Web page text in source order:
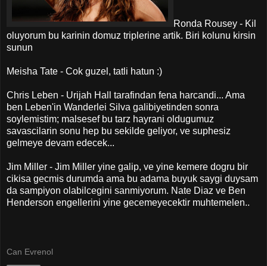
Ronda Rousey - Kil
oluyorum bu karinin domuz triplerine artik. Biri kolunu kirsin
sunun
Meisha Tate - Cok guzel, tatli hatun :)
Chris Leben - Urijah Hall tarafindan fena harcandi... Ama
ben Leben'in Wanderlei Silva galibiyetinden sonra
soylemistim; malsesef bu tarz hayrani oldugumuz
savascilarin sonu hep bu sekilde geliyor, ve suphesiz
gelmeye devam edecek...
Jim Miller - Jim Miller yine galip, ve yine kemere dogru bir
cikisa gecmis durumda ama bu adama buyuk saygi duysam
da sampiyon olabilcegini sanmiyorum. Nate Diaz ve Ben
Henderson engellerini yine gecemeyecektir muhtemelen..
Can Evrenol